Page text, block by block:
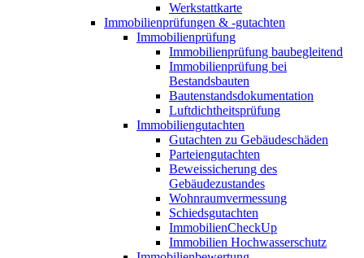
Werkstattkarte
Immobilienprüfungen & -gutachten
Immobilienprüfung
Immobilienprüfung baubegleitend
Immobilienprüfung bei
Bestandsbauten
Bautenstandsdokumentation
Luftdichtheitsprüfung
Immobiliengutachten
Gutachten zu Gebäudeschäden
Parteiengutachten
Beweissicherung des
Gebäudezustandes
Wohnraumvermessung
Schiedsgutachten
ImmobilienCheckUp
Immobilien Hochwasserschutz